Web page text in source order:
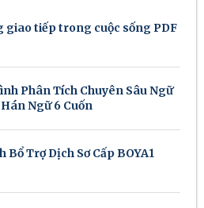
tiếp trong cuộc sống PDF
Phân Tích Chuyên Sâu Ngữ
Ngữ 6 Cuốn
Bổ Trợ Dịch Sơ Cấp BOYA1